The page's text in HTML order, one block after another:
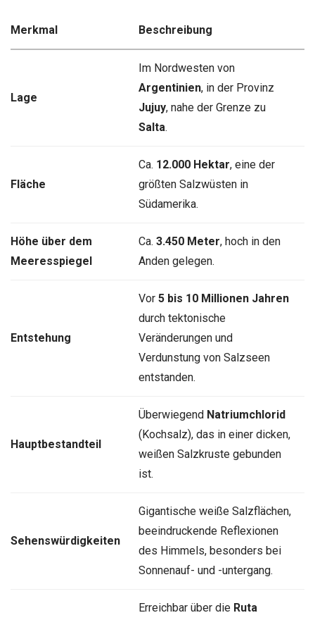
Merkmal Beschreibung
Lage
Im Nordwesten von
Argentinien, in der Provinz
Jujuy, nahe der Grenze zu
Salta.
Fläche
Ca. 12.000 Hektar, eine der
größten Salzwüsten in
Südamerika.
Höhe über dem
Meeresspiegel
Ca. 3.450 Meter, hoch in den
Anden gelegen.
Entstehung
Vor 5 bis 10 Millionen Jahren
durch tektonische
Veränderungen und
Verdunstung von Salzseen
entstanden.
Hauptbestandteil
Überwiegend Natriumchlorid
(Kochsalz), das in einer dicken,
weißen Salzkruste gebunden
ist.
Sehenswürdigkeiten
Gigantische weiße Salzflächen,
beeindruckende Reflexionen
des Himmels, besonders bei
Sonnenauf- und -untergang.
Erreichbar über die Ruta